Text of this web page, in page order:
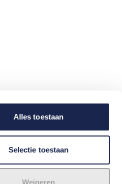
Alles toestaan
Selectie toestaan
Weigeren